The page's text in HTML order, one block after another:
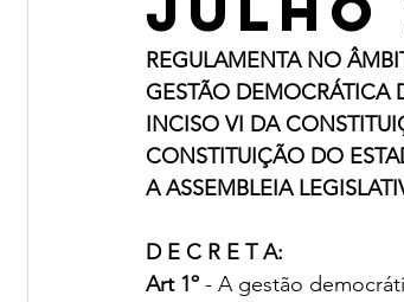
REGULAMENTA NO
GESTÃO DEMOCRÁTICA
INCISO VI DA
CONSTITUIÇÃO DO
A ASSEMBLEIA
D E C R E T A:
Art 1º - A gestão